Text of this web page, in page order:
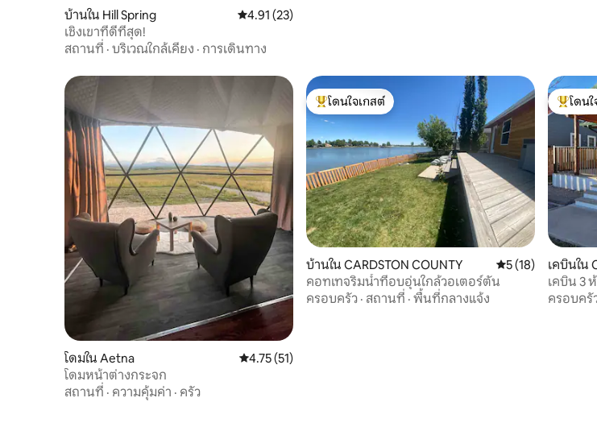
บ้านใน Hill Spring คะแนนเฉลี่ย 4.91 จาก 5, 23 รีวิว
4.91 (23)
เชิงเขาที่ดีที่สุด!
สถานที่ · บริเวณใกล้เคียง · การเดินทาง
โดมใน Aetna คะแนนเฉลี่ย 4.75 จาก 5, 51 รีวิว
4.75 (51)
โดมหน้าต่างกระจก
สถานที่ · ความคุ้มค่า · ครัว
โดนใจเกสต์ที่สุด
โดนใจเกสต์
บ้านใน CARDSTON COUNTY คะแนนเฉลี่ย 5 จาก
5 (18)
คอทเทจริมน้ำที่อบอุ่นใกล้วอเตอร์ตัน
ครอบครัว · สถานที่ · พื้นที่กลางแจ้ง
โดนใจ
โดน
เคบินใน
เคบิน 3
ครอบครั